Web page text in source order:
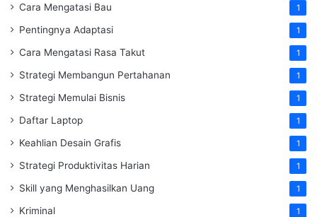
Cara Mengatasi Bau 1
Pentingnya Adaptasi 1
Cara Mengatasi Rasa Takut 1
Strategi Membangun Pertahanan 1
Strategi Memulai Bisnis 1
Daftar Laptop 1
Keahlian Desain Grafis 1
Strategi Produktivitas Harian 1
Skill yang Menghasilkan Uang 1
Kriminal 1